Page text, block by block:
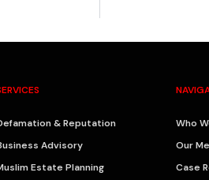
& Reputation
Advisory
Estate Planning
Who
Our
Case